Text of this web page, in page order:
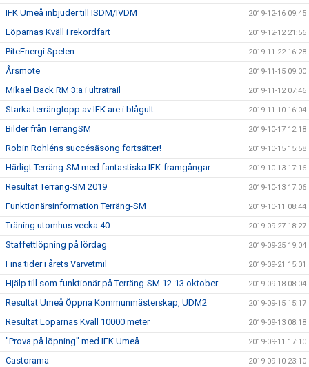
IFK Umeå inbjuder till ISDM/IVDM 2019-12-16 09:45
Löparnas Kväll i rekordfart 2019-12-12 21:56
PiteEnergi Spelen 2019-11-22 16:28
Årsmöte 2019-11-15 09:00
Mikael Back RM 3:a i ultratrail 2019-11-12 07:46
Starka terränglopp av IFK:are i blågult 2019-11-10 16:04
Bilder från TerrängSM 2019-10-17 12:18
Robin Rohléns succésäsong fortsätter! 2019-10-15 15:58
Härligt Terräng-SM med fantastiska IFK-framgångar 2019-10-13 17:16
Resultat Terräng-SM 2019 2019-10-13 17:06
Funktionärsinformation Terräng-SM 2019-10-11 08:44
Träning utomhus vecka 40 2019-09-27 18:27
Staffettlöpning på lördag 2019-09-25 19:04
Fina tider i årets Varvetmil 2019-09-21 15:01
Hjälp till som funktionär på Terräng-SM 12-13 oktober 2019-09-18 08:04
Resultat Umeå Öppna Kommunmästerskap, UDM2 2019-09-15 15:17
Resultat Löparnas Kväll 10000 meter 2019-09-13 08:18
"Prova på löpning" med IFK Umeå 2019-09-11 17:10
Castorama 2019-09-10 23:10